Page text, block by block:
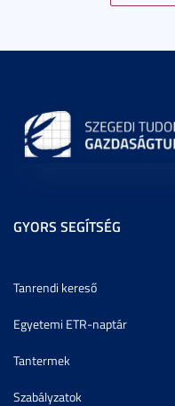
GYORS SEGÍTSÉG
Tanrendi kereső
Egyetemi ETR-naptár
Tantermek
Szabályzatok